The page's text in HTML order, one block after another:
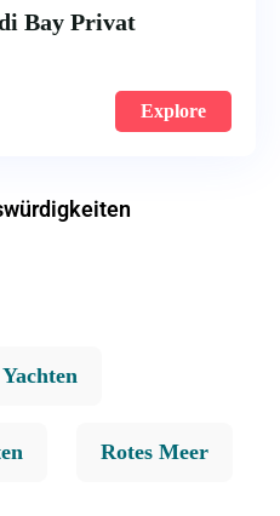
Bay Privat
Explore
Rotes Meer